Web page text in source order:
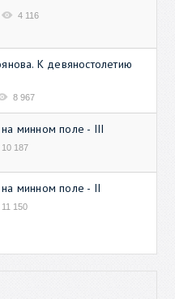
4 116
К девяностолетию
8 967
минном поле - III
10 187
минном поле - II
11 150